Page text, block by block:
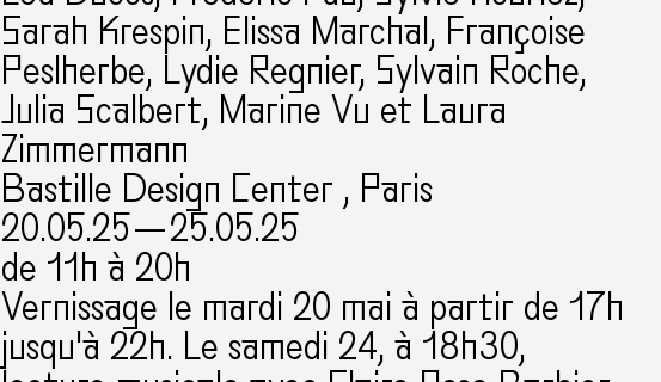
Sarah Krespin, Elissa Marchal, Françoise
Peslherbe, Lydie Regnier, Sylvain Roche,
Julia Scalbert, Marine Vu et Laura
Zimmermann
Bastille Design Center , Paris
20.05.25 — 25.05.25
de 11h à 20h
Vernissage le mardi 20 mai à partir de 17h
jusqu'à 22h. Le samedi 24, à 18h30,